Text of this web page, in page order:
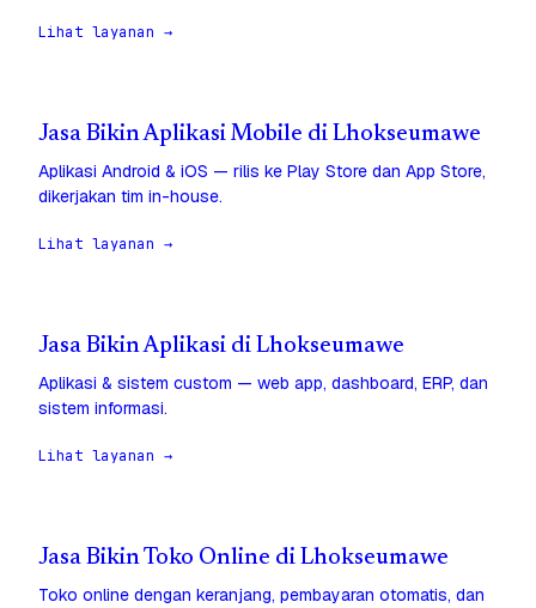
Lihat layanan →
Jasa Bikin Aplikasi Mobile di Lhokseumawe
Aplikasi Android & iOS — rilis ke Play Store dan App Store,
dikerjakan tim in-house.
Lihat layanan →
Jasa Bikin Aplikasi di Lhokseumawe
Aplikasi & sistem custom — web app, dashboard, ERP, dan
sistem informasi.
Lihat layanan →
Jasa Bikin Toko Online di Lhokseumawe
Toko online dengan keranjang, pembayaran otomatis, dan